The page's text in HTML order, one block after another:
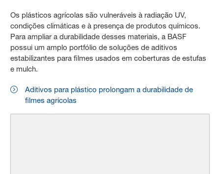
Os plásticos agrícolas são vulneráveis à radiação UV,
condições climáticas e à presença de produtos químicos.
Para ampliar a durabilidade desses materiais, a BASF
possui um amplo portfólio de soluções de aditivos
estabilizantes para filmes usados em coberturas de estufas
e mulch.
Aditivos para plástico prolongam a durabilidade de
filmes agrícolas